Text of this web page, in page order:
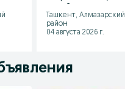
Dezinfeksiya
Dizinfeksiya
Ташкент, Алмазарский
район
04 августа 2026 г.